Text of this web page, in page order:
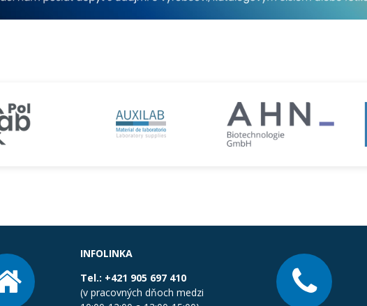
INFOLINKA
Tel.: +421 905 697 410
(v pracovných dňoch medzi